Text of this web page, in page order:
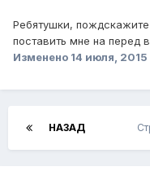
Ребятушки,
поставить мне на перед
Изменено 14 июля, 2015
НАЗАД